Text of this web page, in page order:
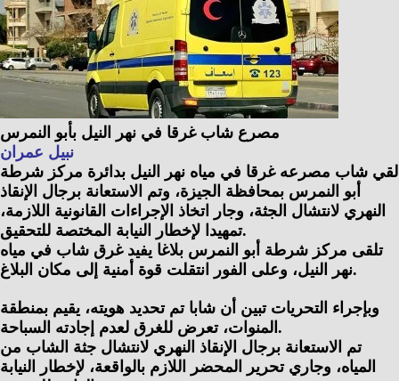
مصرع شاب غرقا في نهر النيل بأبو النمرس
نبيل عمران
لقي شاب مصرعه غرقا في مياه نهر النيل بدائرة مركز شرطة
أبو النمرس بمحافظة الجيزة، وتم الاستعانة برجال الإنقاذ
النهري لانتشال الجثة، وجار اتخاذ الإجراءات القانونية اللازمة،
تمهيدا لإخطار النيابة المختصة للتحقيق.
تلقى مركز شرطة أبو النمرس بلاغا يفيد غرق شاب في مياه
نهر النيل، وعلى الفور انتقلت قوة أمنية إلى مكان البلاغ.
وبإجراء التحريات تبين أن شابا تم تحديد هويته، يقيم بمنطقة
المنوات، تعرض للغرق لعدم إجادته السباحة.
تم الاستعانة برجال الإنقاذ النهري لانتشال جثة الشاب من
المياه، وجاري تحرير المحضر اللازم بالواقعة، لإخطار النيابة